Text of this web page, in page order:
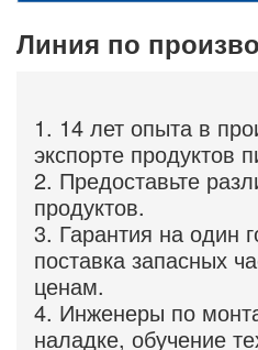
Линия по
1. 14 лет опыта в
экспорте продуктов
2. Предоставьте
продуктов.
3. Гарантия на один
поставка запасных
ценам.
4. Инженеры по
наладке, обучение